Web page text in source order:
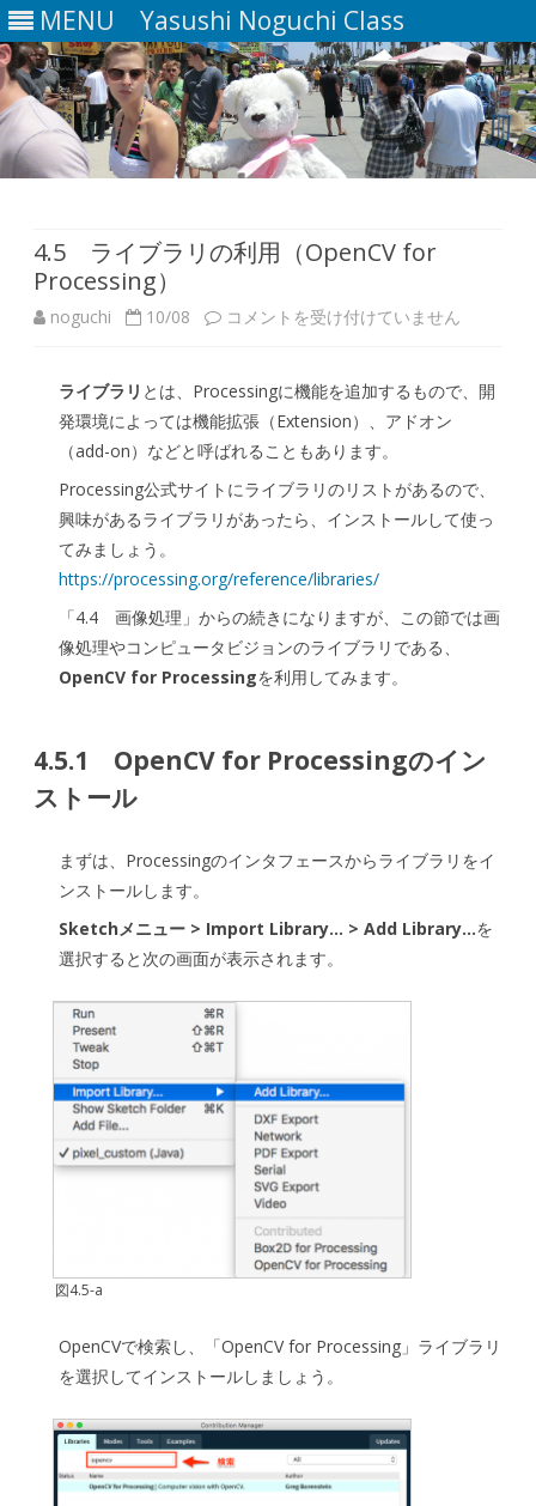
MENU Yasushi Noguchi Class
4.5 ライブラリの利用（OpenCV for
Processing）
noguchi 10/08
4.5
イ
ブ
ラ
リ
利
用
（OpenCV
Processing）
コメントを受け付けていません
ライブラリ とは、Processingに機能を追加するもので、開
発環境によっては機能拡張（Extension）、アドオン
（add-on）などと呼ばれることもあります。
Processing公式サイトにライブラリのリストがあるので、
興味があるライブラリがあったら、インストールして使っ
てみましょう。
https://processing.org/reference/libraries/
「4.4 画像処理」からの続きになりますが、この節では画
像処理やコンピュータビジョンのライブラリである、
OpenCV for Processingを利用してみます。
4.5.1 OpenCV for Processingのイン
ストール
まずは、Processingのインタフェースからライブラリをイ
ンストールします。
Sketchメニュー > Import Library… > Add Library…を
選択すると次の画面が表示されます。
図4.5-a
OpenCVで検索し、「OpenCV for Processing」ライブラリ
を選択してインストールしましょう。